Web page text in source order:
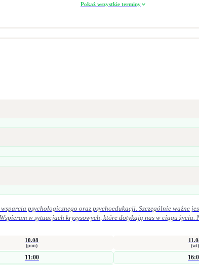
Pokaż wszystkie terminy
psychologicznego oraz psychoedukacji. Szczególnie ważne
w sytuacjach kryzysowych, które dotykają nas w ciągu życia.
osobistym. Pracuję zarówno krótkoterminowo (interwencyjnie),
w obszarze seksualności doświadczenie straty i żałoby problemy emocjonalne
10.08
(pon)
11:00
(wt)